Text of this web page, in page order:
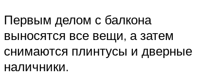
Первым делом с балкона
выносятся все вещи, а затем
снимаются плинтусы и дверные
наличники.